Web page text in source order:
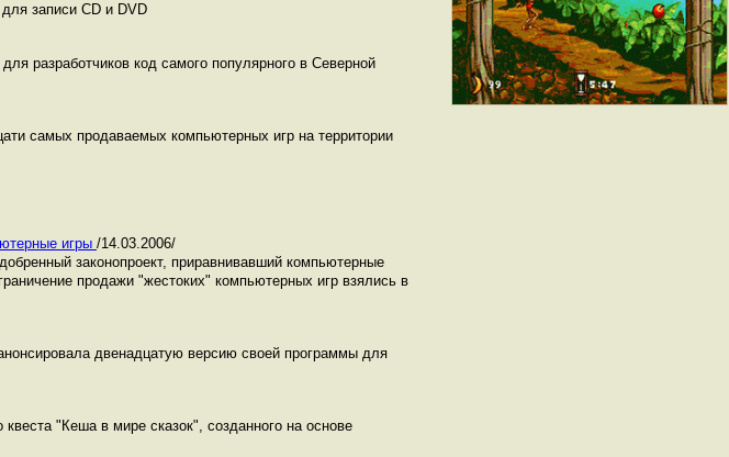
записи CD и DVD
разработчиков код самого популярного в Северной
самых продаваемых компьютерных игр на территории
игры /14.03.2006/
законопроект, приравнивавший компьютерные
продажи "жестоких" компьютерных игр взялись в
двенадцатую версию своей программы для
"Кеша в мире сказок", созданного на основе